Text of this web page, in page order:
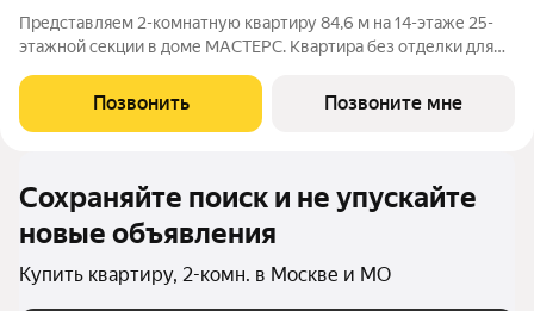
Представляем 2-комнатную квартиру 84,6 м на 14-этаже 25-
этажной секции в доме МАСТЕРС. Квартира без отделки для
июле! Подробности в офисе отдела продаж. - Гардеробная -
Виды на Москва-Сити, ВЭБ
Позвонить Позвоните мне
Сохраняйте поиск и не упускайте
новые объявления
Купить квартиру, 2-комн. в Москве и МО